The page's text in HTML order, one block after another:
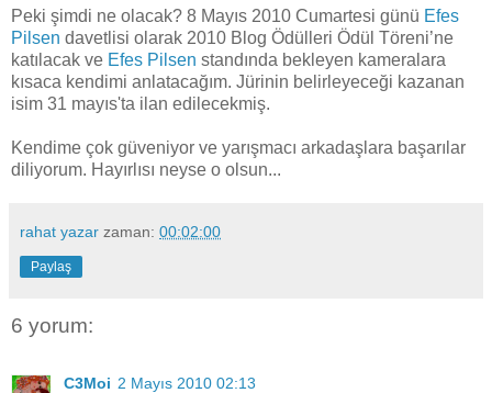
Peki şimdi ne olacak? 8 Mayıs 2010 Cumartesi günü Efes
Pilsen davetlisi olarak 2010 Blog Ödülleri Ödül Töreni’ne
katılacak ve Efes Pilsen standında bekleyen kameralara
kısaca kendimi anlatacağım. Jürinin belirleyeceği kazanan
isim 31 mayıs'ta ilan edilecekmiş.
Kendime çok güveniyor ve yarışmacı arkadaşlara başarılar
diliyorum. Hayırlısı neyse o olsun...
rahat yazar zaman: 00:02:00
Paylaş
6 yorum:
C3Moi 2 Mayıs 2010 02:13